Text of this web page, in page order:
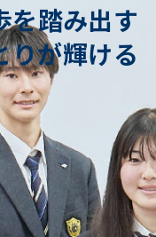
を踏み出す
りが輝ける